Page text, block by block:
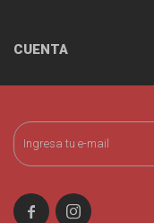
 
CUENTA